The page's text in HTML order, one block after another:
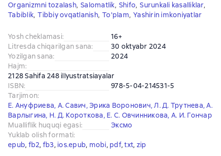
Organizmni tozalash, Salomatlik, Shifo, Surunkali kasalliklar,
Tabiblik, Tibbiy ovqatlanish, To'plam, Yashirin imkoniyatlar
Yosh cheklamasi:
16+
Litresda chiqarilgan sana:
30 oktyabr 2024
Yozilgan sana:
2024
Hajm:
2128 Sahifa 248 illyustratsiayalar
ISBN:
978-5-04-214531-5
Tarjimon:
Е. Ануфриева, А. Савич, Эрика Воронович,Л. Д. Трутнева,А.
Варлыгина, Н. Д. Короткова, Е. С. Овчинникова, А. И. Гончар
Mualliflik huquqi egasi:
Эксмо
Yuklab olish formati:
epub, fb2, fb3, ios.epub, mobi, pdf, txt, zip